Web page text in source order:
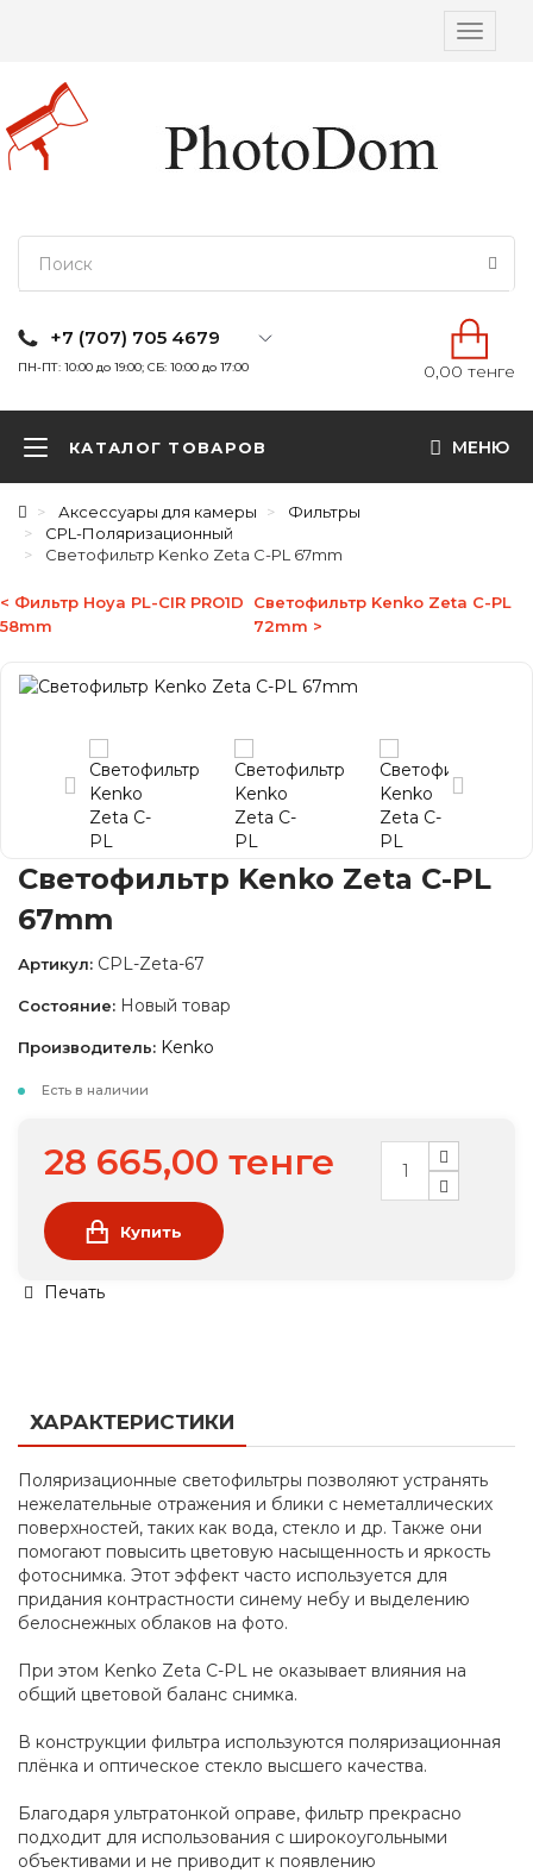
Вкл/
+7 (707) 705 4679
ПН-ПТ: 10:00 до 19:00; СБ: 10:00 до 17:00 0,00 тенге
КАТАЛОГ ТОВАРОВ МЕНЮ
Аксессуары для камеры
Фильтры
CPL-Поляризационный
Светофильтр Kenko Zeta C-PL 67mm
< Фильтр Hoya PL-CIR PRO1D
58mm
Светофильтр Kenko Zeta C-PL
72mm >
Светофильтр Kenko Zeta C-PL
67mm
Артикул: CPL-Zeta-67
Состояние: Новый товар
Производитель: Kenko
Есть в наличии
28 665,00 тенге
Купить
Печать
ХАРАКТЕРИСТИКИ
Поляризационные светофильтры позволяют устранять
нежелательные отражения и блики с неметаллических
поверхностей, таких как вода, стекло и др. Также они
помогают повысить цветовую насыщенность и яркость
фотоснимка. Этот эффект часто используется для
придания контрастности синему небу и выделению
белоснежных облаков на фото.
При этом Kenko Zeta C-PL не оказывает влияния на
общий цветовой баланс снимка.
В конструкции фильтра используются поляризационная
плёнка и оптическое стекло высшего качества.
Благодаря ультратонкой оправе, фильтр прекрасно
подходит для использования с широкоугольными
объективами и не приводит к появлению